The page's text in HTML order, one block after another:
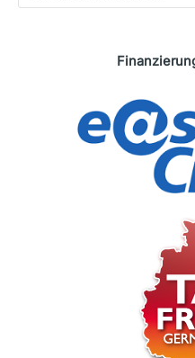
auswählen